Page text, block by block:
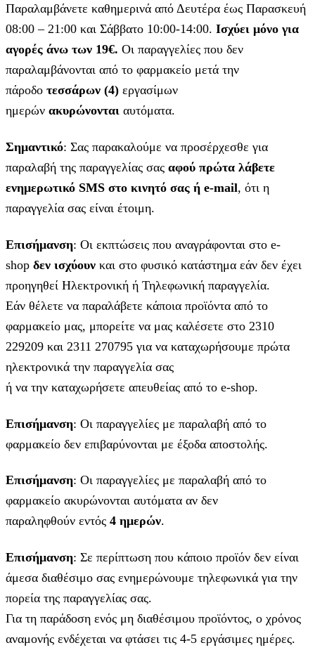
Παραλαμβάνετε καθημερινά από Δευτέρα έως Παρασκευή
08:00 – 21:00 και Σάββατο 10:00-14:00. Ισχύει μόνο για
αγορές άνω των 19€. Οι παραγγελίες που δεν
παραλαμβάνονται από το φαρμακείο μετά την
πάροδο τεσσάρων (4) εργασίμων
ημερών ακυρώνονται αυτόματα.
Σημαντικό: Σας παρακαλούμε να προσέρχεσθε για
παραλαβή της παραγγελίας σας αφού πρώτα λάβετε
ενημερωτικό SMS στο κινητό σας ή e-mail, ότι η
παραγγελία σας είναι έτοιμη.
Επισήμανση: Οι εκπτώσεις που αναγράφονται στο e-
shop δεν ισχύουν και στο φυσικό κατάστημα εάν δεν έχει
προηγηθεί Ηλεκτρονική ή Τηλεφωνική παραγγελία.
Εάν θέλετε να παραλάβετε κάποια προϊόντα από το
φαρμακείο μας, μπορείτε να μας καλέσετε στο 2310
229209 και 2311 270795 για να καταχωρήσουμε πρώτα
ηλεκτρονικά την παραγγελία σας
ή να την καταχωρήσετε απευθείας από το e-shop.
Επισήμανση: Οι παραγγελίες με παραλαβή από το
φαρμακείο δεν επιβαρύνονται με έξοδα αποστολής.
Επισήμανση: Οι παραγγελίες με παραλαβή από το
φαρμακείο ακυρώνονται αυτόματα αν δεν
παραληφθούν εντός 4 ημερών.
Επισήμανση: Σε περίπτωση που κάποιο προϊόν δεν είναι
άμεσα διαθέσιμο σας ενημερώνουμε τηλεφωνικά για την
πορεία της παραγγελίας σας.
Για τη παράδοση ενός μη διαθέσιμου προϊόντος, ο χρόνος
αναμονής ενδέχεται να φτάσει τις 4-5 εργάσιμες ημέρες.